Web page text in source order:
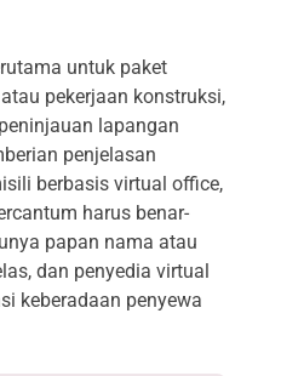
untuk paket
pekerjaan konstruksi,
lapangan
penjelasan
berbasis virtual office,
harus benar-
papan nama atau
dan penyedia virtual
keberadaan penyewa